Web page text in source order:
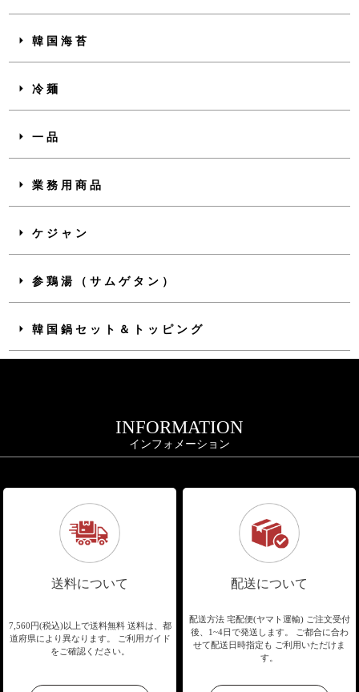
韓国海苔
冷麺
一品
業務用商品
ケジャン
参鶏湯（サムゲタン）
韓国鍋セット＆トッピング
INFORMATION
インフォメーション
送料について
7,560円(税込)以上で送料無料送料は、都
道府県により異なります。
ご利用ガイド
をご確認ください。
配送について
配送方法 宅配便(ヤマト運輸) ご注文受付
後、1~4日で発送します。
ご都合に合わ
せて配送日時指定も ご利用いただけま
す。